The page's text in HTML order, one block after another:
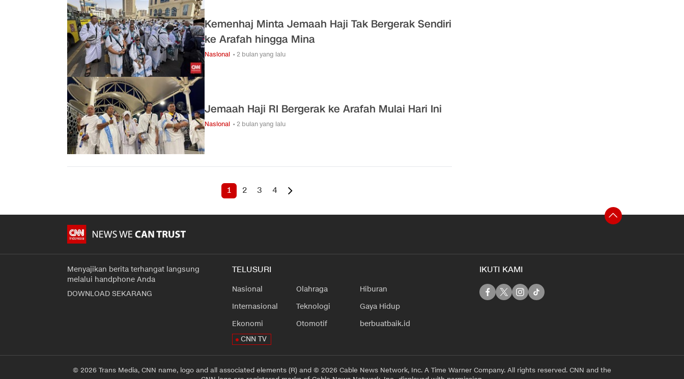
Kemenhaj Minta Jemaah Haji Tak Bergerak Sendiri
ke Arafah hingga Mina
Nasional • 2 bulan yang lalu
Jemaah Haji RI Bergerak ke Arafah Mulai Hari Ini
Nasional • 2 bulan yang lalu
1 2 3 4
Menyajikan berita terhangat langsung
melalui handphone Anda
DOWNLOAD SEKARANG
TELUSURI
Nasional
Internasional
Ekonomi
Olahraga
Teknologi
Otomotif
Hiburan
Gaya Hidup
berbuatbaik.id
CNN TV
IKUTI KAMI
© 2026 Trans Media, CNN name, logo and all associated elements (R) and © 2026 Cable News Network, Inc. A Time Warner Company. All rights reserved. CNN and the